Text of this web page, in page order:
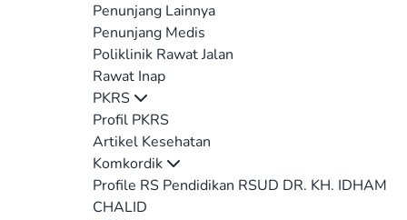
Penunjang Lainnya
Penunjang Medis
Poliklinik Rawat Jalan
Rawat Inap
PKRS
Profil PKRS
Artikel Kesehatan
Komkordik
Profile RS Pendidikan RSUD DR. KH. IDHAM
CHALID